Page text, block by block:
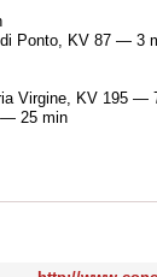
Ponto, KV 87 — 3
Virgine, KV 195 —
— 25 min